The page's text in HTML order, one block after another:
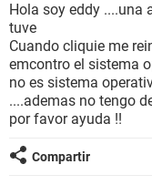
Hola soy eddy ....una
tuve
Cuando cliquie me
emcontro el sistema
no es sistema
....ademas no tengo
por favor ayuda !!
Compartir